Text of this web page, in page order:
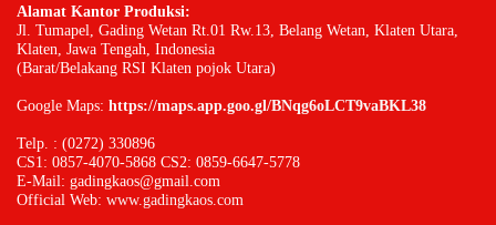
Alamat Kantor Produksi:
Jl. Tumapel, Gading Wetan Rt.01 Rw.13, Belang Wetan, Klaten Utara,
Klaten, Jawa Tengah, Indonesia
(Barat/Belakang RSI Klaten pojok Utara)
Google Maps: https://maps.app.goo.gl/BNqg6oLCT9vaBKL38
Telp. : (0272) 330896
CS1: 0857-4070-5868 CS2: 0859-6647-5778
E-Mail: gadingkaos@gmail.com
Official Web: www.gadingkaos.com